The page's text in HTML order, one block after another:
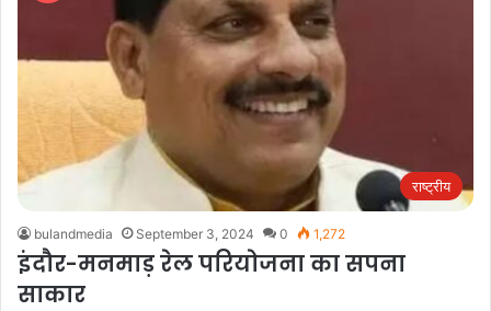
राष्ट्रीय
bulandmedia September 3, 2024 0 1,272
इंदौर-मनमाड़ रेल परियोजना का सपना
साकार